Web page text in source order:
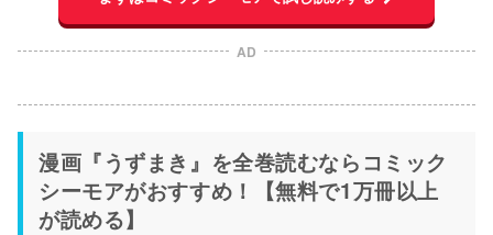
AD
漫画『うずまき』を全巻読むならコミック
シーモアがおすすめ！【無料で1万冊以上
が読める】